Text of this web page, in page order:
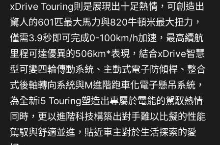
xDrive Touring則是展現出十足熱情，可創造出
驚人的601匹最大馬力與820牛頓米最大扭力，
僅需3.9秒即可完成0-100km/h加速，最高續航
里程可達優異的506km*表現，結合xDrive智慧
型可變四輪傳動系統、主動式電子防傾桿、整合
式後軸轉向系統與M進階跑車化電子懸吊系統，
為全新i5 Touring塑造出專屬於電能的駕馭熱情
同時，更以進階科技構築出對手難以比擬的性能
駕馭與舒適並進，貼近車主對於生活探索的愛